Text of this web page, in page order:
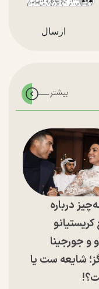
درباره
کریستیانو
و جورجینا
شایعه ست یا